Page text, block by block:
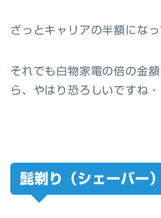
ざっとキャリアの半額になっ
それでも白物家電の倍の金
ら、やはり恐ろしいですね・
髭剃り（シェーバー